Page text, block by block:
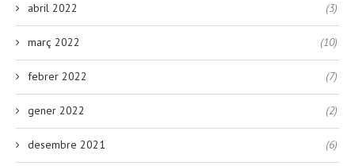
abril 2022 (3)
març 2022 (10)
febrer 2022 (7)
gener 2022 (2)
desembre 2021 (6)